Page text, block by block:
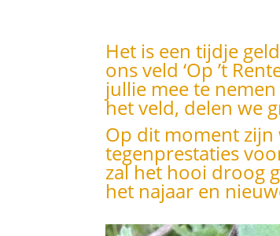
Het is een tijdje
ons veld ‘Op ’t
jullie mee te
het veld, delen we
Op dit moment
tegenprestaties
zal het hooi droog
het najaar en